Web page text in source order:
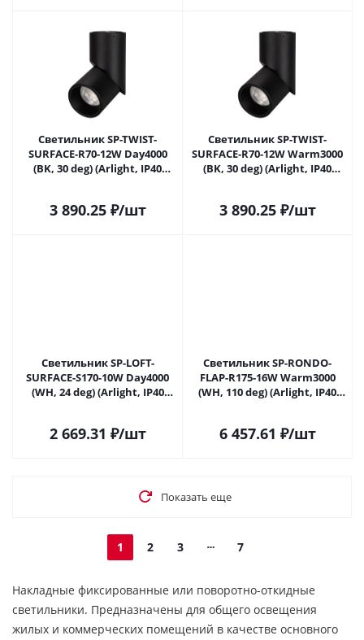
Светильник SP-TWIST-
SURFACE-R70-12W Day4000
(BK, 30 deg) (Arlight, IP40
3 890.25₽/шт
Светильник SP-TWIST-
SURFACE-R70-12W Warm3000
(BK, 30 deg) (Arlight, IP40
3 890.25₽/шт
Светильник SP-LOFT-
SURFACE-S170-10W Day4000
(WH, 24 deg) (Arlight, IP40
2 669.31 ₽/шт
Светильник SP-RONDO-
FLAP-R175-16W Warm3000
(WH, 110 deg) (Arlight, IP40
6 457.61 ₽/шт
Показать еще
1 2 3 7
Накладные фиксированные или поворотно-откидные
светильники. Предназначены для общего освещения
жилых и коммерческих помещений в качестве основного